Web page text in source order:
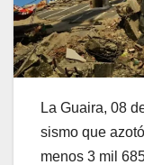
La Guaira, 08
sismo que
menos 3 mil